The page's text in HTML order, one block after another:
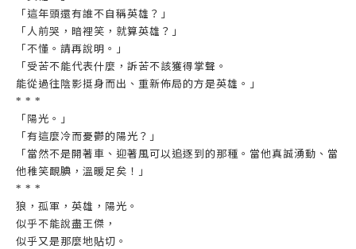
「這年頭還有誰不自稱英雄？」
「人前哭，暗裡笑，就算英雄？」
「不懂。請再說明。」
「受苦不能代表什麼，訴苦不該獲得掌聲。
能從過往陰影挺身而出、重新佈局的方是英雄。」
* * *
「陽光。」
「有這麼冷而憂鬱的陽光？」
「當然不是開著車、迎著風可以追逐到的那種。當他真誠湧動、當
他稚笑靦腆，溫暖足矣！」
* * *
狼，孤軍，英雄，陽光。
似乎不能說盡王傑，
似乎又是那麼地貼切。